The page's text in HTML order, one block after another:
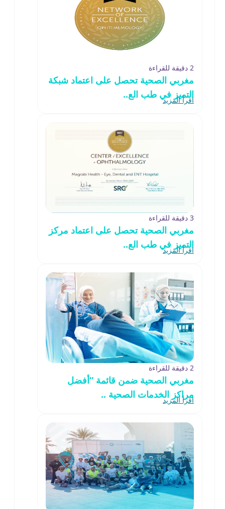
2 دقيقة للقراءة
مغربي الصحية تحصل على اعتماد شبكة
التميز في طب الع..
اقرأ المزيد
3 دقيقة للقراءة
مغربي الصحية تحصل على اعتماد مركز
التميز في طب الع..
اقرأ المزيد
2 دقيقة للقراءة
مغربي الصحية ضمن قائمة “أفضل
مراكز الخدمات الصحية ..
اقرأ المزيد